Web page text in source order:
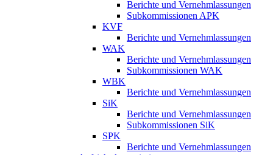
Berichte und Vernehmlassungen
Subkommissionen APK
KVF
Berichte und Vernehmlassungen
WAK
Berichte und Vernehmlassungen
Subkommissionen WAK
WBK
Berichte und Vernehmlassungen
SiK
Berichte und Vernehmlassungen
Subkommissionen SiK
SPK
Berichte und Vernehmlassungen